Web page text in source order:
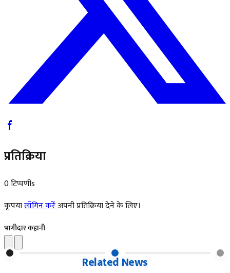
प्रतिक्रिया
0 टिप्पणीs
कृपयालॉगिन करेंअपनी प्रतिक्रिया देने के लिए।
भागीदार कहानी
Related News